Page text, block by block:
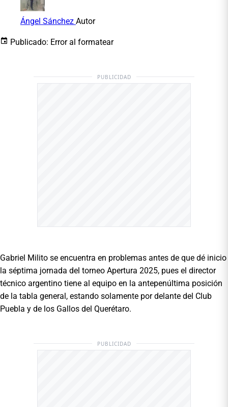
Ángel Sánchez Autor
Publicado: Error al formatear
PUBLICIDAD
Gabriel Milito se encuentra en problemas antes de que dé inicio
la séptima jornada del torneo Apertura 2025, pues el director
técnico argentino tiene al equipo en la antepenúltima posición
de la tabla general, estando solamente por delante del Club
Puebla y de los Gallos del Querétaro.
PUBLICIDAD